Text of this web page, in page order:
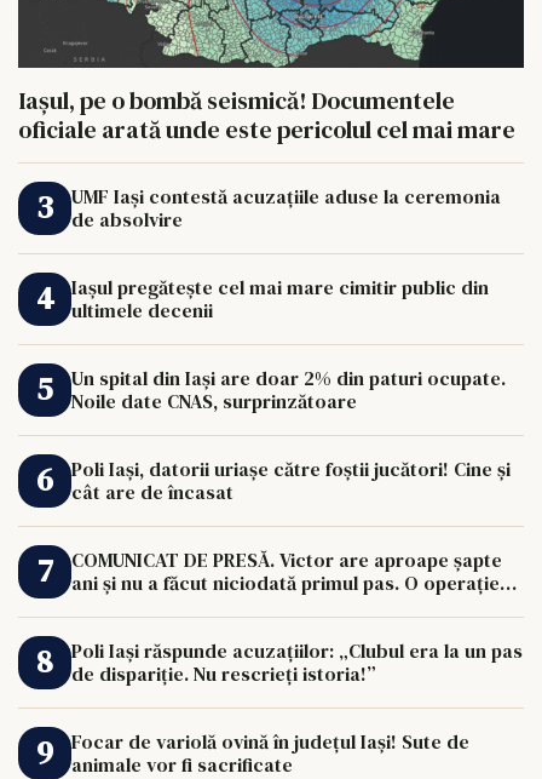
Iașul, pe o bombă seismică! Documentele
oficiale arată unde este pericolul cel mai mare
UMF Iași contestă acuzațiile aduse la ceremonia
de absolvire
Iașul pregătește cel mai mare cimitir public din
ultimele decenii
Un spital din Iași are doar 2% din paturi ocupate.
Noile date CNAS, surprinzătoare
Poli Iași, datorii uriașe către foștii jucători! Cine și
cât are de încasat
COMUNICAT DE PRESĂ. Victor are aproape șapte
ani și nu a făcut niciodată primul pas. O operație
Poli Iași răspunde acuzațiilor: „Clubul era la un pas
de dispariție. Nu rescrieți istoria!”
Focar de variolă ovină în județul Iași! Sute de
animale vor fi sacrificate